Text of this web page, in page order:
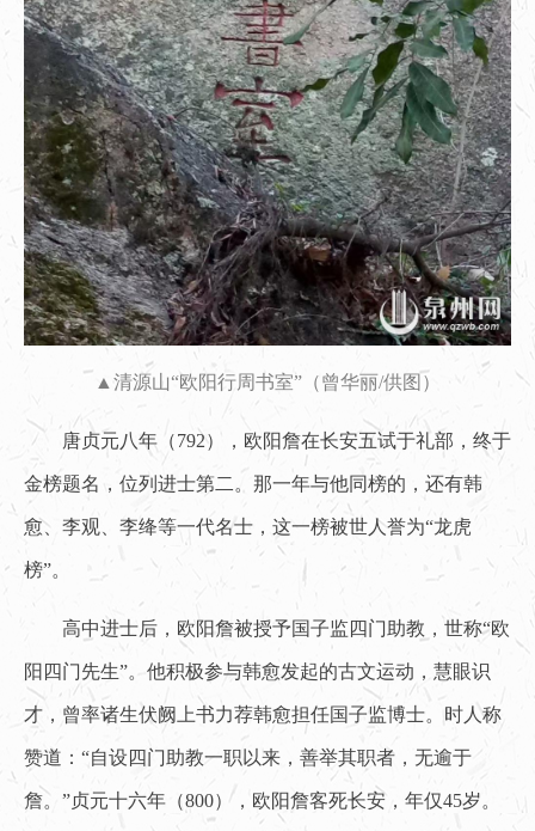
▲清源山“欧阳行周书室”（曾华丽/供图）
唐贞元八年（792），欧阳詹在长安五试于礼部，终于
金榜题名，位列进士第二。那一年与他同榜的，还有韩
愈、李观、李绛等一代名士，这一榜被世人誉为“龙虎
榜”。
高中进士后，欧阳詹被授予国子监四门助教，世称“欧
阳四门先生”。他积极参与韩愈发起的古文运动，慧眼识
才，曾率诸生伏阙上书力荐韩愈担任国子监博士。时人称
赞道：“自设四门助教一职以来，善举其职者，无逾于
詹。”贞元十六年（800），欧阳詹客死长安，年仅45岁。